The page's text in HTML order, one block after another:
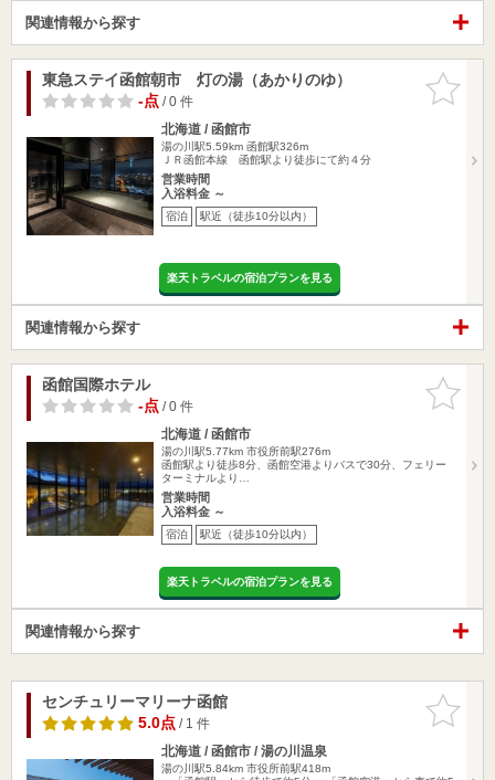
関連情報から探す
お気に入
りに追加
東急ステイ函館朝市 灯の湯（あかりのゆ）
-点/ 0 件
北海道 / 函館市
湯の川駅5.59km 函館駅326m
ＪＲ函館本線 函館駅より徒歩にて約４分
営業時間
入浴料金 ～
宿泊 駅近（徒歩10分以内）
楽天トラベルの宿泊プランを見る
関連情報から探す
お気に入
りに追加
函館国際ホテル
-点/ 0 件
北海道 / 函館市
湯の川駅5.77km 市役所前駅276m
函館駅より徒歩8分、函館空港よりバスで30分、フェリー
ターミナルより…
営業時間
入浴料金 ～
宿泊 駅近（徒歩10分以内）
楽天トラベルの宿泊プランを見る
関連情報から探す
お気に入
りに追加
センチュリーマリーナ函館
5.0点/ 1 件
北海道 / 函館市 / 湯の川温泉
湯の川駅5.84km 市役所前駅418m